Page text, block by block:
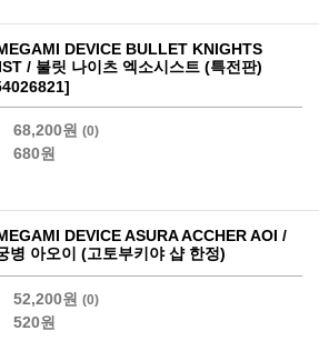
DEVICE BULLET KNIGHTS
/ 불릿 나이츠 엑소시스트 (특전판)
68,200원 (0)
680원
DEVICE ASURA ACCHER AOI /
병 아오이 (고토부키야 샵 한정)
52,200원 (0)
520원